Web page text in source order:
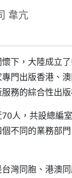
韋亢
下，大陸成立
門出版香港、澳
務的綜合性出版
人，共設總編
不同的業務部
灣同胞、港澳